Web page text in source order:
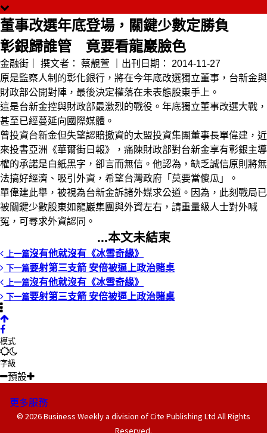
董事改選年底登場，關鍵少數定勝負
彰銀歸誰管 竟要看龍巖臉色
金融街｜ 撰文者： 蔡靚萱 ｜出刊日期：
2014-11-27
原是監察人制的彰化銀行，將在今年底改選獨立董事，台新金與
財政部公開對陣，最後決定權落在未表態股東手上。
這是台新金控與財政部最激烈的戰役。年底獨立董事改選大戰，
甚至已經蔓延向國際媒體。
曾投資台新金但失望認賠撤資的太盟投資集團董事長單偉建，近
來投書亞洲《華爾街日報》，痛陳財政部對台新金享有彰銀主導
權的承諾是白紙黑字，卻言而無信。他認為，缺乏誠信原則將無
法搞好經濟、吸引外資，希望台灣政府「莫要當傻瓜」。
單偉建此舉，被視為台新金訴諸外媒求公道。因為，此刻戰局已
被關鍵少數股東如龍巖集團與外資左右，請重量級人士對外喊
冤，可尋求外資認同。
...本文未結束
上一篇沒有他就沒有《冰雪奇緣》
下一篇要射第三支箭 安倍被逼上政治賭桌
上一篇沒有他就沒有《冰雪奇緣》
下一篇要射第三支箭 安倍被逼上政治賭桌
模式
字級
預設
更多服務
© 2026 Business Weekly a division of Cite Publishing Ltd All Rights
Reserved.